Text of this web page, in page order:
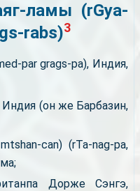
ламы (rGya-
rabs)3
par grags-pa), Индия,
(он же Барбазин,
can) (rTa-nag-pa,
Дорже Сэнгэ,